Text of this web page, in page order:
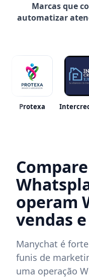
Marcas que
automatizar
Protexa
operam
vendas
Manychat é
funis de
uma operação